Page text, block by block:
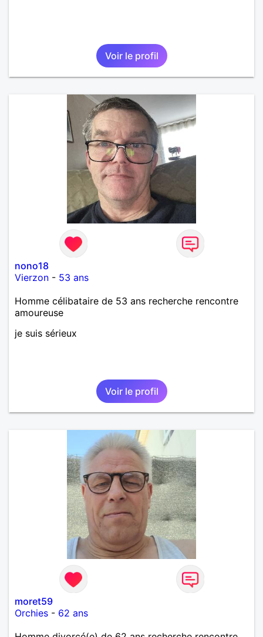
Voir le profil
nono18
Vierzon - 53 ans
Homme célibataire de 53 ans recherche rencontre
amoureuse
je suis sérieux
Voir le profil
moret59
Orchies - 62 ans